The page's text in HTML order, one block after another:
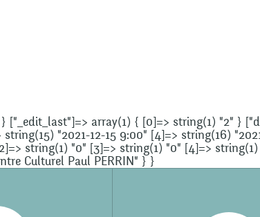
array(1) { [0]=> string(1) "2" }
"2021-12-15 9:00" [4]=> string(16)
string(1) "0" [3]=> string(1) "0" [4]=>
Culturel Paul PERRIN" } }